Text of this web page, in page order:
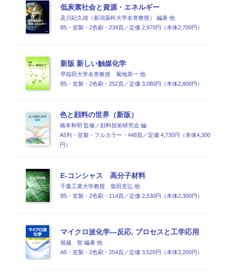
低炭素社会と資源・エネルギー
及川紀久雄（新潟薬科大学名誉教授） 編著 他
B5・並製・2色刷・234頁／定価 2,970円（本体2,700円）
新版 新しい触媒化学
早稲田大学名誉教授 菊地英一 他
B5・並製・2色刷・252頁／定価 3,080円（本体2,800円）
色と顔料の世界（新版）
橋本和明 監修／顔料技術研究会 編
A5判・並製・フルカラー・448頁／定価 4,730円（本体4,300
円）
E-コンシャス 高分子材料
千葉工業大学教授 柴田充弘 他
B5・並製・2色刷・114頁／定価 2,530円（本体2,300円）
マイクロ波化学―反応, プロセスと工学応用
堀越 智 編著 他
A5・並製・2色刷・254頁／定価 3,520円（本体3,200円）